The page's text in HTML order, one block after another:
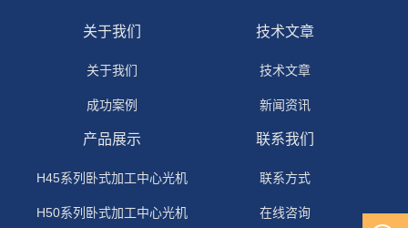
关于我们
关于我们
成功案例
技术文章
技术文章
新闻资讯
产品展示
H45系列卧式加工中心光机
H50系列卧式加工中心光机
联系我们
联系方式
在线咨询